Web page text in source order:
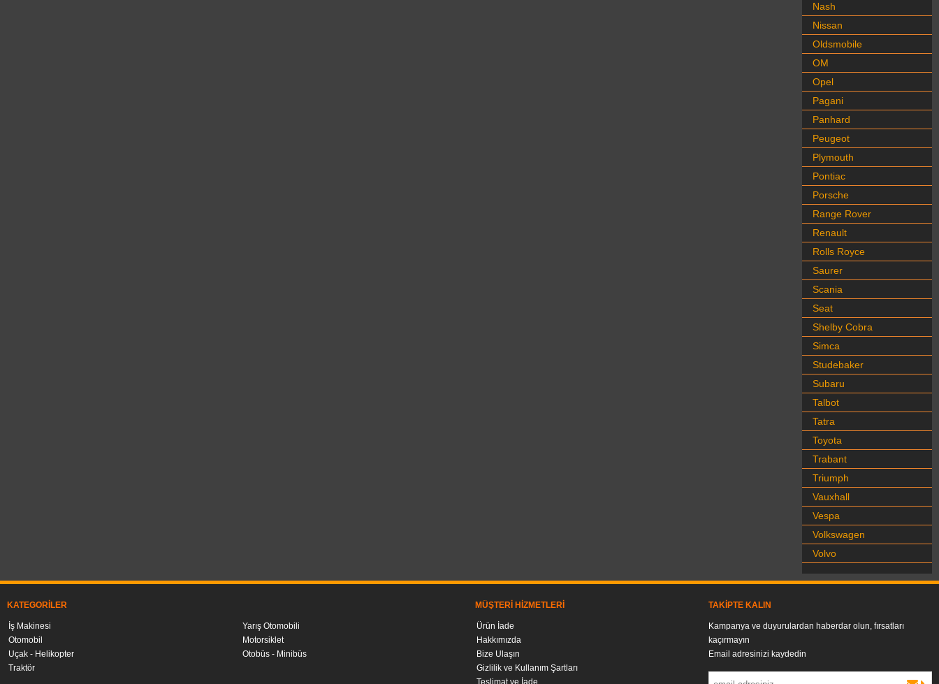
Nash
Nissan
Oldsmobile
OM
Opel
Pagani
Panhard
Peugeot
Plymouth
Pontiac
Porsche
Range Rover
Renault
Rolls Royce
Saurer
Scania
Seat
Shelby Cobra
Simca
Studebaker
Subaru
Talbot
Tatra
Toyota
Trabant
Triumph
Vauxhall
Vespa
Volkswagen
Volvo
KATEGORILER
İş Makinesi
Yarış Otomobili
Otomobil
Motorsiklet
Uçak - Helikopter
Otobüs - Minibüs
Traktör
MÜŞTERI HIZMETLERI
Ürün İade
Hakkımızda
Bize Ulaşın
Gizlilik ve Kullanım Şartları
Teslimat ve İade
TAKIPTE KALIN
Kampanya ve duyurulardan haberdar olun, fırsatları
kaçırmayın
Email adresinizi kaydedin